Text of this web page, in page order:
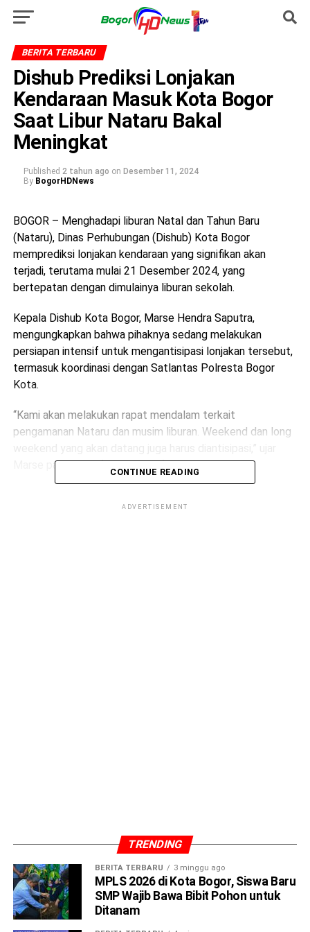
BERITA TERBARU
Dishub Prediksi Lonjakan
Kendaraan Masuk Kota Bogor
Saat Libur Nataru Bakal
Meningkat
Published 2 tahun ago on Desember 11, 2024
By BogorHDNews
BOGOR – Menghadapi liburan Natal dan Tahun Baru
(Nataru), Dinas Perhubungan (Dishub) Kota Bogor
memprediksi lonjakan kendaraan yang signifikan akan
terjadi, terutama mulai 21 Desember 2024, yang
bertepatan dengan dimulainya liburan sekolah.
Kepala Dishub Kota Bogor, Marse Hendra Saputra,
mengungkapkan bahwa pihaknya sedang melakukan
persiapan intensif untuk mengantisipasi lonjakan tersebut,
termasuk koordinasi dengan Satlantas Polresta Bogor
Kota.
“Kami akan melakukan rapat mendalam terkait
pengamanan Nataru dan musim liburan. Weekend dan long
Marse pada Rabu (11/12/2024).
21 Desember 2024 hingga 5 Januari 2025, dengan puncak
mencapai 12.000 hingga 15.000 per hari. Namun, selama
musim liburan tahun lalu, angka ini meningkat hingga 22.000
kendaraan per hari. Dengan adanya cuti bersama tahun ini,
CONTINUE READING
ADVERTISEMENT
TRENDING
BERITA TERBARU 3 minggu ago
MPLS 2026 di Kota Bogor, Siswa Baru
SMP Wajib Bawa Bibit Pohon untuk
Ditanam